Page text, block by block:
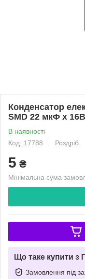
Конденсатор
SMD 22 мкФ х 16В
В наявності
Код: 17788
Роздріб
5 ₴
Мінімальна сума
Що таке купити з
Замовлення під